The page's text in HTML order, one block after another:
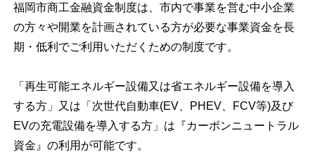
福岡市商工金融資金制度は、市内で事業を営む中小企業
の方々や開業を計画されている方が必要な事業資金を長
期・低利でご利用いただくための制度です。
「再生可能エネルギー設備又は省エネルギー設備を導入
する方」又は「次世代自動車(EV、PHEV、FCV等)及び
EVの充電設備を導入する方」は『カーボンニュートラル
資金』の利用が可能です。